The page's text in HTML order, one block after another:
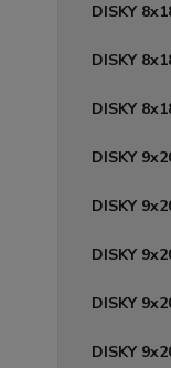
DISKY
DISKY
DISKY
DISKY
DISKY
DISKY
DISKY
DISKY